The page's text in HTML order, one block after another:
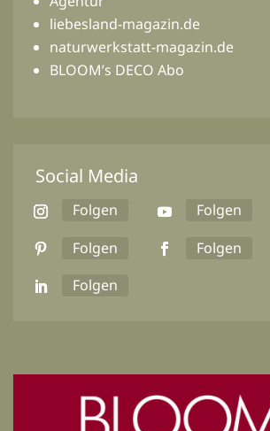
liebesland-magazin.de
naturwerkstatt-magazin.de
BLOOM’s DECO Abo
Social Media
Folgen
Folgen
Folgen
Folgen
Folgen